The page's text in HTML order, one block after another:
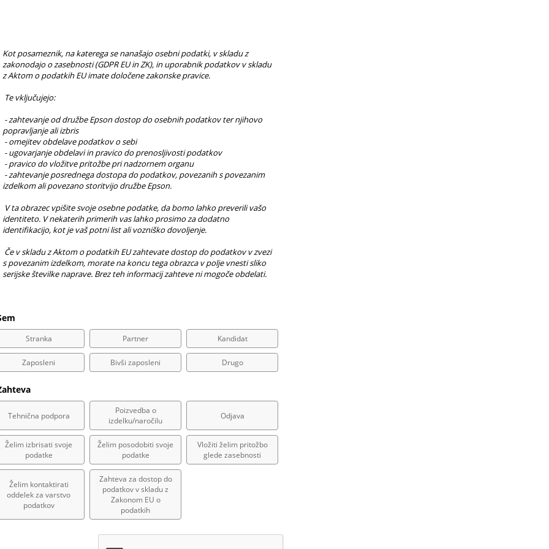
Kot posameznik, na katerega se nanašajo osebni podatki, v skladu z
zakonodajo o zasebnosti (GDPR EU in ZK), in uporabnik podatkov v skladu
z Aktom o podatkih EU imate določene zakonske pravice.
Te vključujejo:
popravljanje ali izbris
- omejitev obdelave podatkov o sebi
- ugovarjanje obdelavi in pravico do prenosljivosti podatkov
- pravico do vložitve pritožbe pri nadzornem organu
izdelkom ali povezano storitvijo družbe Epson.
identiteto. V nekaterih primerih vas lahko prosimo za dodatno
identifikacijo, kot je vaš potni list ali vozniško dovoljenje.
s povezanim izdelkom, morate na koncu tega obrazca v polje vnesti sliko
serijske številke naprave. Brez teh informacij zahteve ni mogoče obdelati.
Stranka Partner Kandidat
Zaposleni Bivši zaposleni Drugo
Tehnična podpora
Poizvedba o
izdelku/naročilu
Odjava
Želim izbrisati svoje
podatke
Želim posodobiti svoje
podatke
Vložiti želim pritožbo
glede zasebnosti
Želim kontaktirati
oddelek za varstvo
podatkov
Zahteva za dostop do
podatkov v skladu z
Zakonom EU o
podatkih